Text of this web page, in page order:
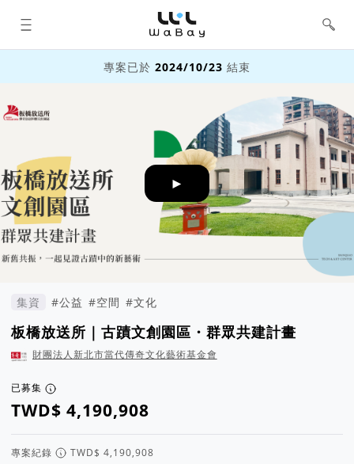
WaBay 挖貝 | 台灣最值得信賴的群眾
集資 / 群眾募資平台
專案已於2024/10/23 結束
►
集資 #公益 #空間 #文化
板橋放送所｜古蹟文創園區・群眾共建計畫
財團法人新北市當代傳奇文化藝術基金會
已募集
專案紀錄